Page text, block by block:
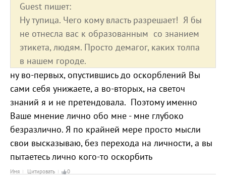
Guest пишет:
Ну тупица. Чего кому власть разрешает! Я бы
не отнесла вас к образованным со знанием
этикета, людям. Просто демагог, каких толпа
в нашем городе.
ну во-первых, опустившись до оскорблений Вы
сами себя унижаете, а во-вторых, на светоч
знаний я и не претендовала. Поэтому именно
Ваше мнение лично обо мне - мне глубоко
безразлично. Я по крайней мере просто мысли
свои высказываю, без перехода на личности, а вы
пытаетесь лично кого-то оскорбить
Имя Цитировать 0